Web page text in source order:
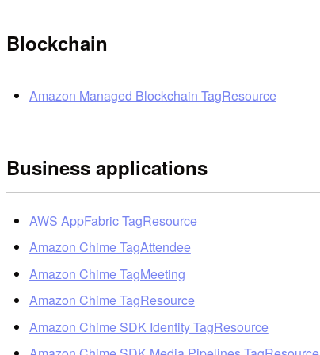
Blockchain
Amazon Managed Blockchain TagResource
Business applications
AWS AppFabric TagResource
Amazon Chime TagAttendee
Amazon Chime TagMeeting
Amazon Chime TagResource
Amazon Chime SDK Identity TagResource